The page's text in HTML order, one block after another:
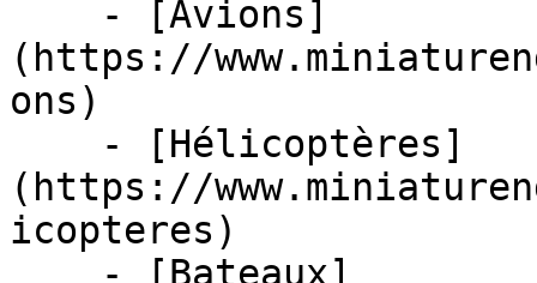
(https://
ons)
(https://
icopteres)